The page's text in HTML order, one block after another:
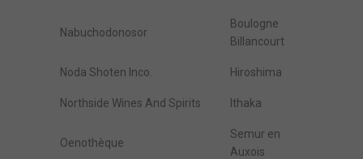
Nabuchodonosor
Boulogne
Billancourt
Noda Shoten Inco. Hiroshima
Northside Wines And Spirits Ithaka
Oenothèque
Semur en
Auxois